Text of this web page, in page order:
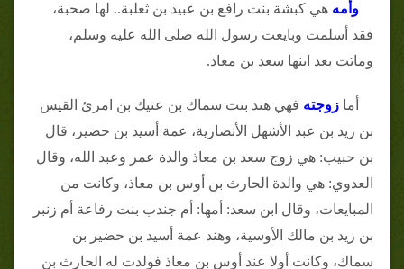
وأمه هي كبشة بنت رافع بن عبيد بن ثعلبة.. لها صحبة،
فقد أسلمت وبايعت رسول الله صلى الله عليه وسلم،
وماتت بعد ابنها سعد بن معاذ.
أما زوجته فهي هند بنت سماك بن عتيك بن امرئ القيس
بن زيد بن عبد الأشهل الأنصارية، عمة أسيد بن حضير، قال
بن حبيب: هي زوج سعد بن معاذ والدة عمر وعبد الله، وقال
العدوي: هي والدة الحارث بن أوس بن معاذ، وكانت من
المبايعات، وقال ابن سعد: أمها: أم جندب بنت رفاعة أم زنبر
بن زيد بن مالك الأوسية، وهند عمة أسيد بن حضير بن
سماك، وكانت أولا عند أوس بن معاذ فولدت له الحارث بن